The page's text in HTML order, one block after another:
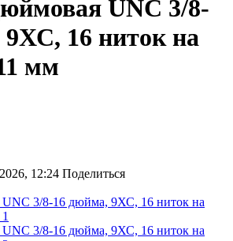
UNC 3/8-
16 ниток на
мм
12:24 Поделиться